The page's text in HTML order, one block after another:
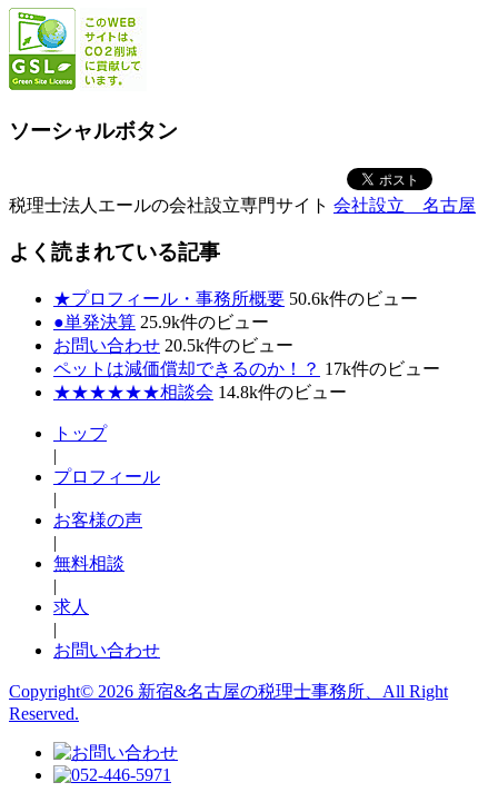
ソーシャルボタン
税理士法人エールの会社設立専門サイト 会社設立 名古屋
よく読まれている記事
★プロフィール・事務所概要 50.6k件のビュー
●単発決算 25.9k件のビュー
お問い合わせ 20.5k件のビュー
ペットは減価償却できるのか！？ 17k件のビュー
★★★★★★相談会 14.8k件のビュー
トップ
|
プロフィール
|
お客様の声
|
無料相談
|
求人
|
お問い合わせ
Copyright© 2026 新宿&名古屋の税理士事務所、All Right
Reserved.